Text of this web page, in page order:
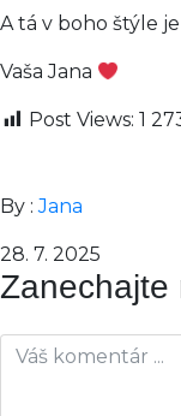
A tá v boho štýle
Vaša Jana
Post Views: 1
By :Jana
28. 7. 2025
Zanechajte